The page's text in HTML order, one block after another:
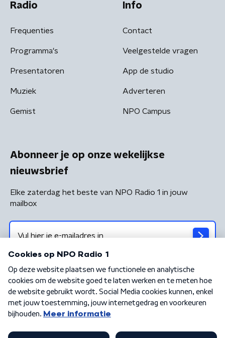
Radio
Frequenties
Programma's
Presentatoren
Muziek
Gemist
Info
Contact
Veelgestelde vragen
App de studio
Adverteren
NPO Campus
Abonneer je op onze wekelijkse
nieuwsbrief
Elke zaterdag het beste van NPO Radio 1 in jouw
mailbox
Algemene voorwaarden Privacybeleid